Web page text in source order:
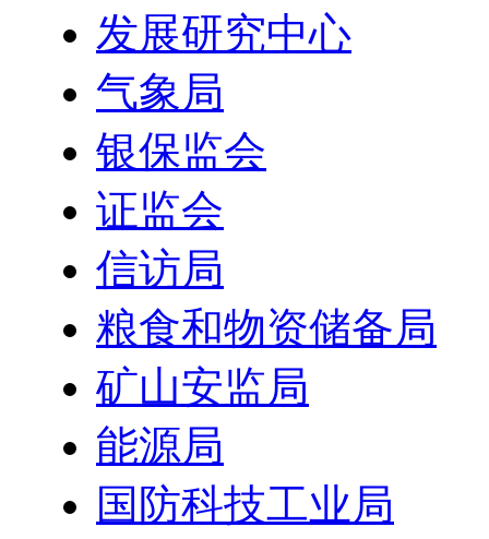
发展研究中心
气象局
银保监会
证监会
信访局
粮食和物资储备局
矿山安监局
能源局
国防科技工业局